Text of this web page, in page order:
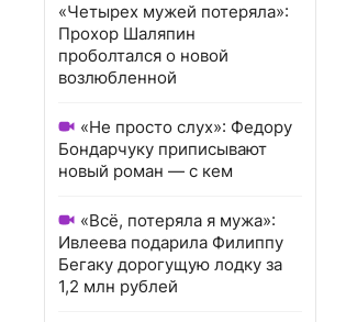
«Четырех мужей потеряла»:
Прохор Шаляпин
проболтался о новой
возлюбленной
«Не просто слух»: Федору
Бондарчуку приписывают
новый роман — с кем
«Всё, потеряла я мужа»:
Ивлеева подарила Филиппу
Бегаку дорогущую лодку за
1,2 млн рублей